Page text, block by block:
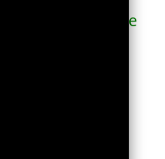
в Новом Роздоле
Носовке
Обухове
Овидиополе
Овруче